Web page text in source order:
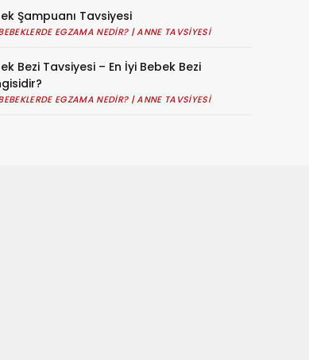
Şampuanı Tavsiyesi
EGZAMA NEDIR? | ANNE TAVSIYESI
Bezi Tavsiyesi – En İyi Bebek Bezi
EGZAMA NEDIR? | ANNE TAVSIYESI